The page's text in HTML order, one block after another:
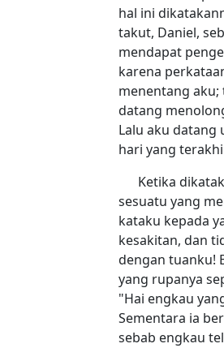
hal ini
takut, Daniel,
mendapat
karena
menentang
datang
Lalu aku datang
hari yang
Ketika
sesuatu yang
kataku kepada
kesakitan, dan
dengan tuanku!
yang rupanya
"Hai engkau
Sementara ia
sebab engkau